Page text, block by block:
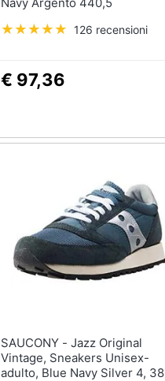
126 recensioni
€ 97,36
SAUCONY - Jazz Original
Vintage, Sneakers Unisex-
adulto, Blue Navy Silver 4, 38